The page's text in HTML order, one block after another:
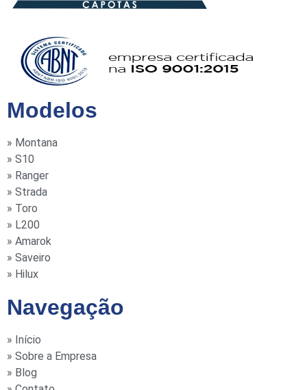
Modelos
» Montana
» S10
» Ranger
» Strada
» Toro
» L200
» Amarok
» Saveiro
» Hilux
Navegação
» Início
» Sobre a Empresa
» Blog